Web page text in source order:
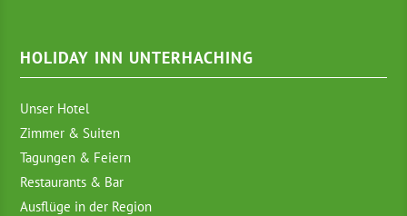
HOLIDAY INN UNTERHACHING
Unser Hotel
Zimmer & Suiten
Tagungen & Feiern
Restaurants & Bar
Ausflüge in der Region